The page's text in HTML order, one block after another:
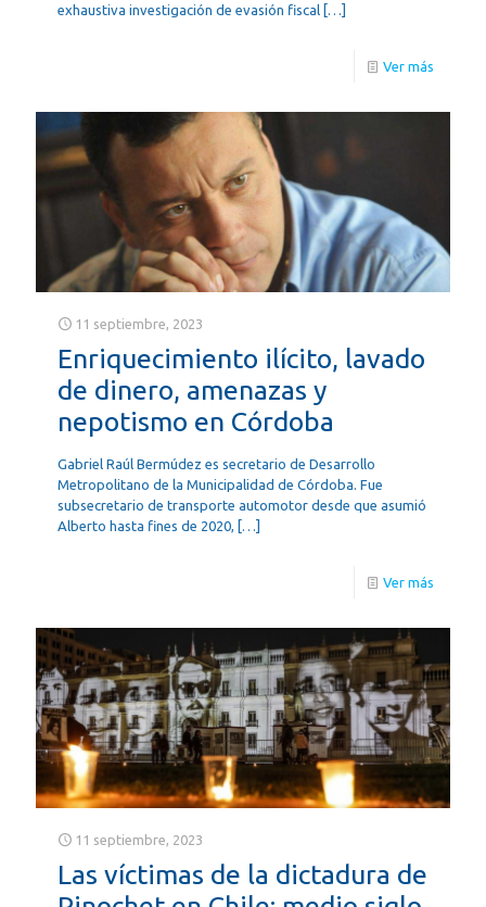
exhaustiva investigación de evasión fiscal […]
Ver más
11 septiembre, 2023
Enriquecimiento ilícito, lavado
de dinero, amenazas y
nepotismo en Córdoba
Gabriel Raúl Bermúdez es secretario de Desarrollo
Metropolitano de la Municipalidad de Córdoba. Fue
subsecretario de transporte automotor desde que asumió
Alberto hasta fines de 2020, […]
Ver más
11 septiembre, 2023
Las víctimas de la dictadura de